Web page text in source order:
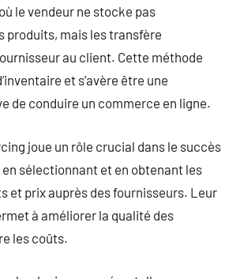
le vendeur ne stocke pas
produits, mais les transfère
au client. Cette méthode
et s’avère être une
de conduire un commerce en ligne.
joue un rôle crucial dans le succès
sélectionnant et en obtenant les
et prix auprès des fournisseurs. Leur
à améliorer la qualité des
les coûts.